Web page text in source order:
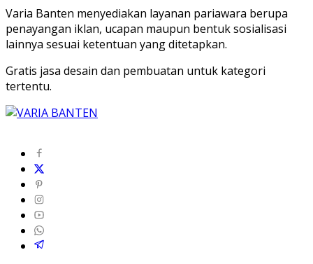
Varia Banten menyediakan layanan pariawara berupa
penayangan iklan, ucapan maupun bentuk sosialisasi
lainnya sesuai ketentuan yang ditetapkan.
Gratis jasa desain dan pembuatan untuk kategori
tertentu.